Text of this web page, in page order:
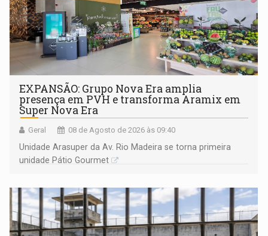
EXPANSÃO: Grupo Nova Era amplia
presença em PVH e transforma Aramix em
Super Nova Era
Geral 08 de Agosto de 2026 às 09:40
Unidade Arasuper da Av. Rio Madeira se torna primeira
unidade Pátio Gourmet